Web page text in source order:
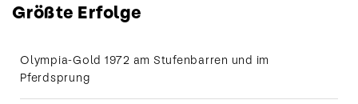
Größte Erfolge
Olympia-Gold 1972 am Stufenbarren und im
Pferdsprung